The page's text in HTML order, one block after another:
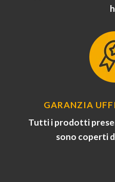
GARANZIA
Tutti i prodotti
sono coperti